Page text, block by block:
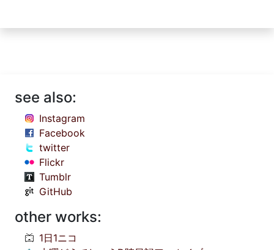
see also:
Instagram
Facebook
twitter
Flickr
Tumblr
GitHub
other works:
1日1ニコ